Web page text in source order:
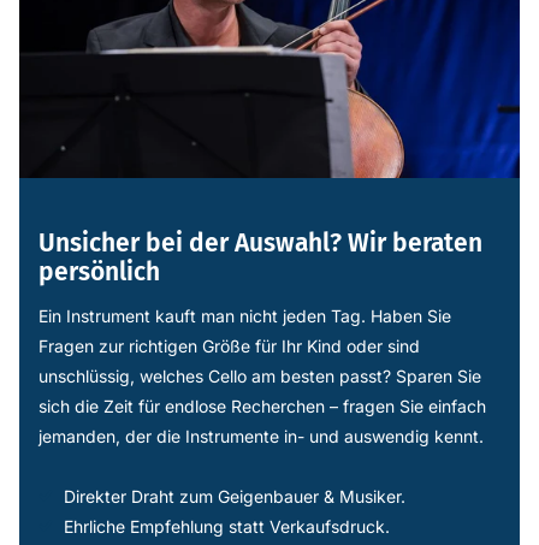
Unsicher bei der Auswahl? Wir beraten
persönlich
Ein Instrument kauft man nicht jeden Tag. Haben Sie
Fragen zur richtigen Größe für Ihr Kind oder sind
unschlüssig, welches Cello am besten passt? Sparen Sie
sich die Zeit für endlose Recherchen – fragen Sie einfach
jemanden, der die Instrumente in- und auswendig kennt.
Direkter Draht zum Geigenbauer & Musiker.
Ehrliche Empfehlung statt Verkaufsdruck.